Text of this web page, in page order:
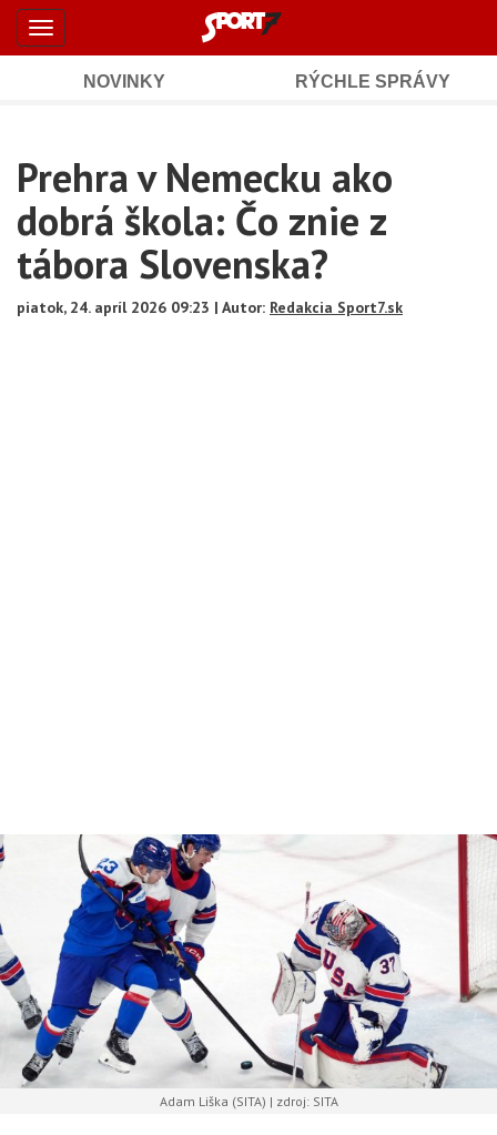
Šport7.sk
-
spravodajstvo
výsledky
Skočiť
hlavný
Toggle
navigation
Navigation
NOVINKY RÝCHLE SPRÁVY
Main
Content
Prehra v Nemecku ako
dobrá škola: Čo znie z
tábora Slovenska?
piatok, 24. apríl 2026 09:23 | Autor: Redakcia Sport7.sk
Adam Liška (SITA) | zdroj: SITA